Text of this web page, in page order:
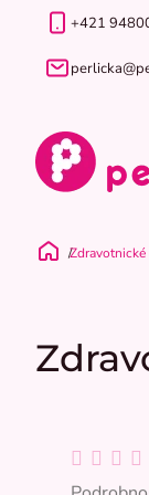
+421
Domů
Průměrné